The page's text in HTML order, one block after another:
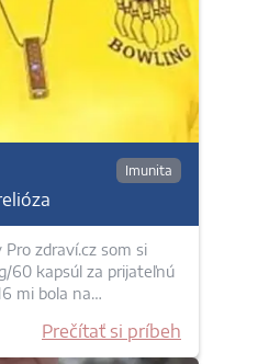
Imunita
zdraví.cz som si
60 kapsúl za prijateľnú
mi bola na…
Prečítať si príbeh